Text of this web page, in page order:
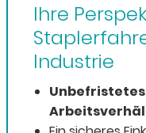
Ihre
Industrie
Unbefristetes